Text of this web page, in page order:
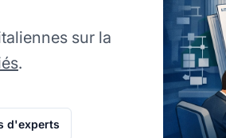
sur la
.
d'experts